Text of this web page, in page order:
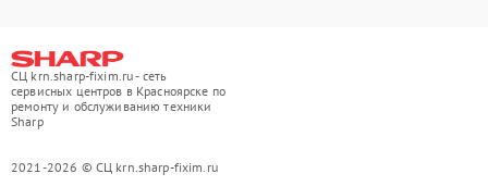
СЦ krn.sharp-fixim.ru - сеть
сервисных центров в Красноярске по
ремонту и обслуживанию техники
Sharp
2021-2026 © СЦ krn.sharp-fixim.ru